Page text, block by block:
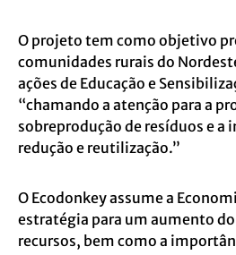
O projeto tem como objetivo
comunidades rurais do
ações de Educação e
“chamando a atenção para a
sobreprodução de resíduos e a
redução e reutilização.”
O Ecodonkey assume a
estratégia para um aumento
recursos, bem como a